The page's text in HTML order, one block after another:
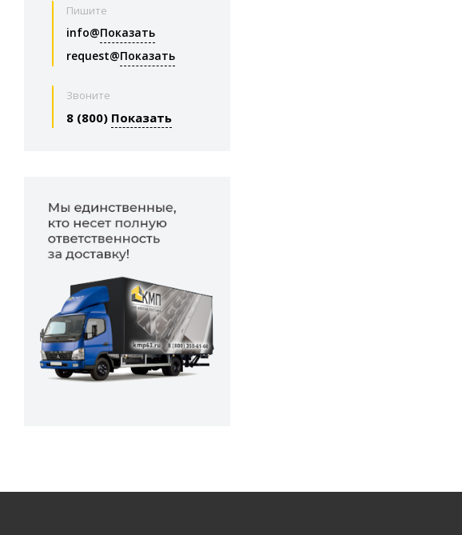
398 (2)
2160 (1)
Пишите
info@Показать
request@Показать
Звоните
8 (800) Показать